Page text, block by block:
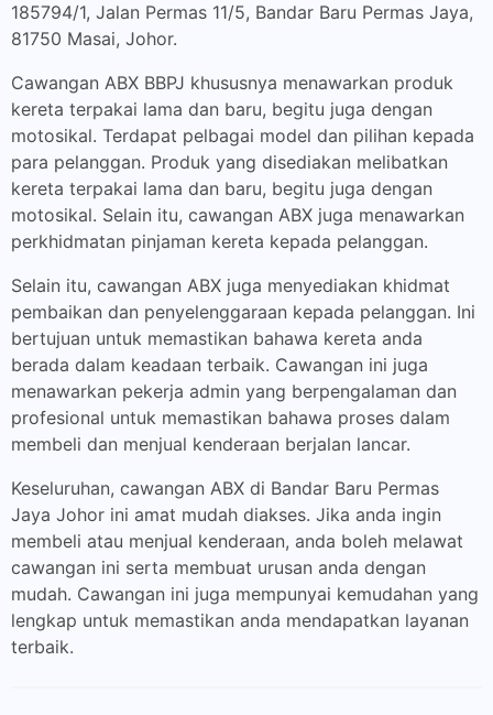
185794/1, Jalan Permas 11/5, Bandar Baru Permas Jaya,
81750 Masai, Johor.
Cawangan ABX BBPJ khususnya menawarkan produk
kereta terpakai lama dan baru, begitu juga dengan
motosikal. Terdapat pelbagai model dan pilihan kepada
para pelanggan. Produk yang disediakan melibatkan
kereta terpakai lama dan baru, begitu juga dengan
motosikal. Selain itu, cawangan ABX juga menawarkan
perkhidmatan pinjaman kereta kepada pelanggan.
Selain itu, cawangan ABX juga menyediakan khidmat
pembaikan dan penyelenggaraan kepada pelanggan. Ini
bertujuan untuk memastikan bahawa kereta anda
berada dalam keadaan terbaik. Cawangan ini juga
menawarkan pekerja admin yang berpengalaman dan
profesional untuk memastikan bahawa proses dalam
membeli dan menjual kenderaan berjalan lancar.
Keseluruhan, cawangan ABX di Bandar Baru Permas
Jaya Johor ini amat mudah diakses. Jika anda ingin
membeli atau menjual kenderaan, anda boleh melawat
cawangan ini serta membuat urusan anda dengan
mudah. Cawangan ini juga mempunyai kemudahan yang
lengkap untuk memastikan anda mendapatkan layanan
terbaik.